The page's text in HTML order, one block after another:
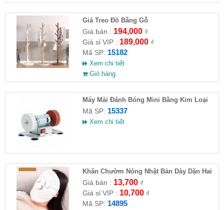
Giá Treo Đồ Bằng Gỗ
Giá bán : 194,000₫
Giá sỉ VIP : 189,000₫
Mã SP: 15182
Xem chi tiết
Giỏ hàng
Máy Mài Đánh Bóng Mini Bằng Kim Loại
Mã SP: 15337
Xem chi tiết
Khăn Chườm Nóng Nhật Bản Dày Dặn Hai
Lớp
Giá bán : 13,700₫
Giá sỉ VIP : 10,700₫
Mã SP: 14895